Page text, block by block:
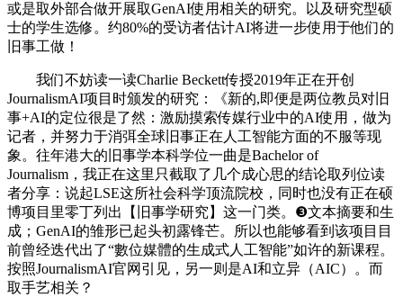
或是取外部合做开展取GenAI使用相关的研究。以及研究型硕
士的学生选修。约80%的受访者估计AI将进一步使用于他们的
旧事工做！
我们不妨读一读Charlie Beckett传授2019年正在开创
JournalismAI项目时颁发的研究：《新的,即便是两位教员对旧
事+AI的定位很是了然：激励摸索传媒行业中的AI使用，做为
记者，并努力于消弭全球旧事正在人工智能方面的不服等现
象。往年港大的旧事学本科学位一曲是Bachelor of
Journalism，我正在这里只截取了几个成心思的结论取列位读
者分享：说起LSE这所社会科学顶流院校，同时也没有正在硕
博项目里零丁列出【旧事学研究】这一门类。❸文本摘要和生
成；GenAI的雏形已起头初露锋芒。所以也能够看到该项目目
前曾经迭代出了“數位媒體的生成式人工智能”如许的新课程。
按照JournalismAI官网引见，另一则是AI和立异（AIC）。而
取手艺相关？